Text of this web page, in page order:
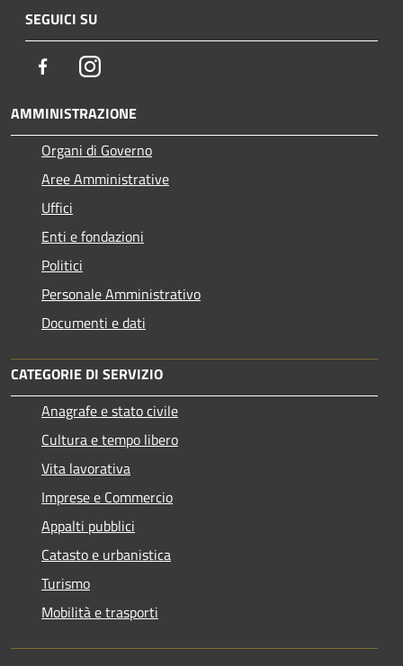
SEGUICI SU
FacebookInstagram
AMMINISTRAZIONE
Organi di Governo
Aree Amministrative
Uffici
Enti e fondazioni
Politici
Personale Amministrativo
Documenti e dati
CATEGORIE DI SERVIZIO
Anagrafe e stato civile
Cultura e tempo libero
Vita lavorativa
Imprese e Commercio
Appalti pubblici
Catasto e urbanistica
Turismo
Mobilità e trasporti